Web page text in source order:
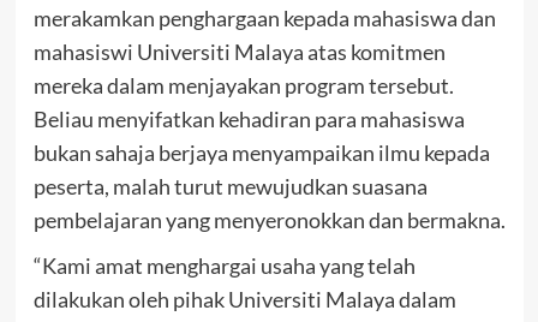
merakamkan penghargaan kepada mahasiswa dan
mahasiswi Universiti Malaya atas komitmen
mereka dalam menjayakan program tersebut.
Beliau menyifatkan kehadiran para mahasiswa
bukan sahaja berjaya menyampaikan ilmu kepada
peserta, malah turut mewujudkan suasana
pembelajaran yang menyeronokkan dan bermakna.
“Kami amat menghargai usaha yang telah
dilakukan oleh pihak Universiti Malaya dalam